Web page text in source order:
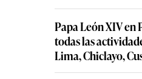
Papa León XIV en
todas las
Lima, Chiclayo,